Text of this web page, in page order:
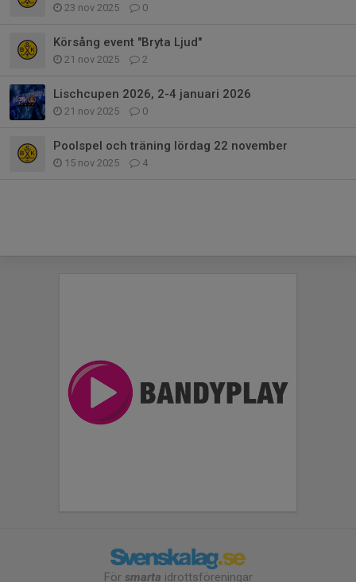
23 nov 2025 0
Körsång event "Bryta Ljud"
21 nov 2025 2
Lischcupen 2026, 2-4 januari 2026
21 nov 2025 0
Poolspel och träning lördag 22 november
15 nov 2025 4
För smarta idrottsföreningar